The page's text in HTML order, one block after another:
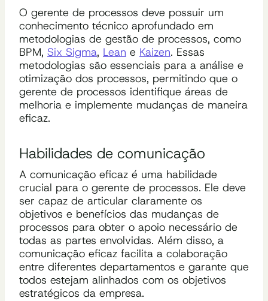
O gerente de processos deve possuir um
conhecimento técnico aprofundado em
metodologias de gestão de processos, como
BPM, Six Sigma, Lean e Kaizen. Essas
metodologias são essenciais para a análise e
otimização dos processos, permitindo que o
gerente de processos identifique áreas de
melhoria e implemente mudanças de maneira
eficaz.
Habilidades de comunicação
A comunicação eficaz é uma habilidade
crucial para o gerente de processos. Ele deve
ser capaz de articular claramente os
objetivos e benefícios das mudanças de
processos para obter o apoio necessário de
todas as partes envolvidas. Além disso, a
comunicação eficaz facilita a colaboração
entre diferentes departamentos e garante que
todos estejam alinhados com os objetivos
estratégicos da empresa.